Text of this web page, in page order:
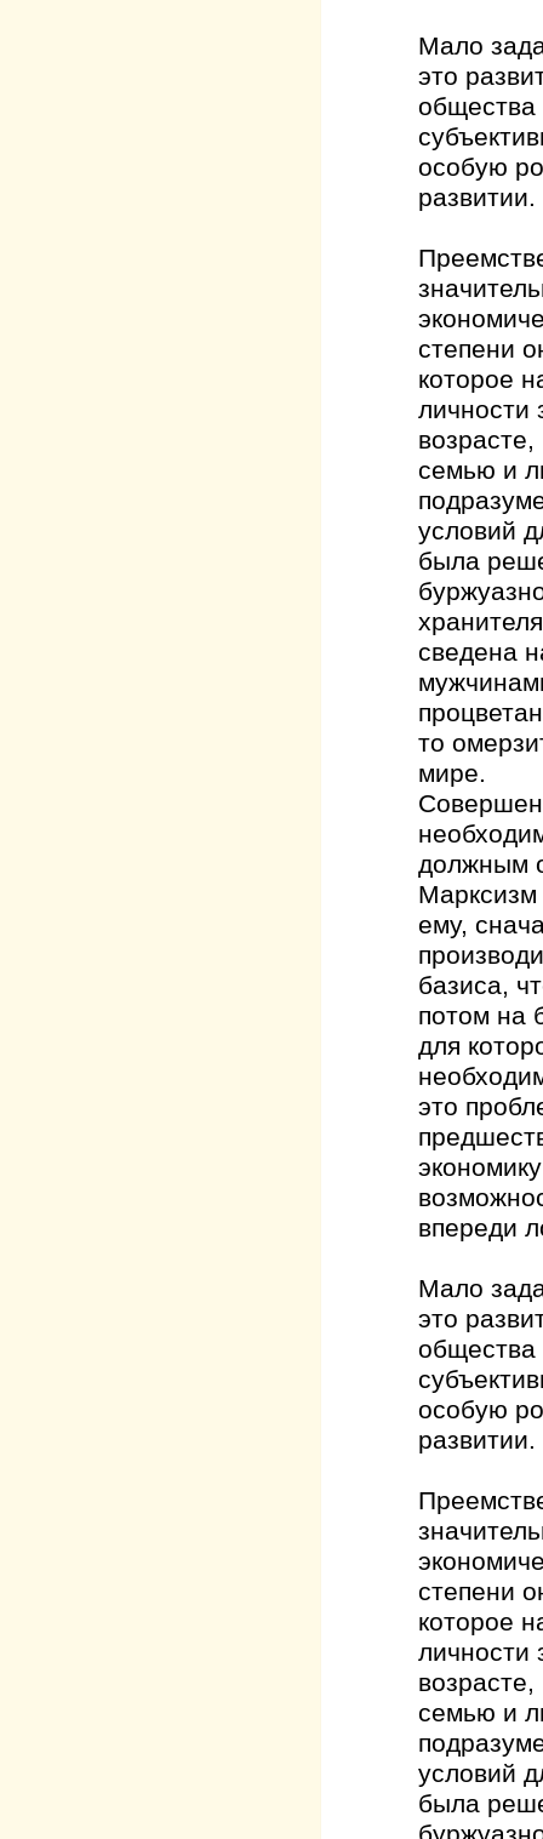
Мало
это
общества
особую
развитии.
степени
которое
личности
семью и
условий
была
сведена
то
мире.
должным
Марксизм
ему,
базиса,
потом на
для
это
впереди
Мало
это
общества
особую
развитии.
степени
которое
личности
семью и
условий
была